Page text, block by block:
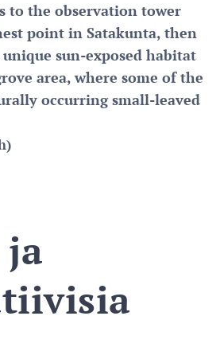
to the observation tower
point in Satakunta, then
sun-exposed habitat
area, where some of the
occurring small-leaved
ja